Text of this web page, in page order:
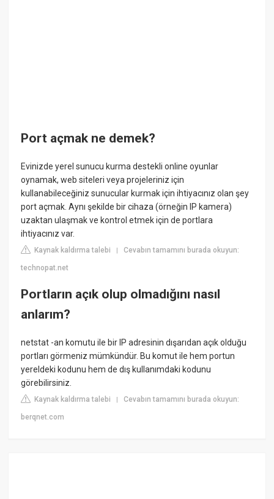
Port açmak ne demek?
Evinizde yerel sunucu kurma destekli online oyunlar
oynamak, web siteleri veya projeleriniz için
kullanabileceğiniz sunucular kurmak için ihtiyacınız olan şey
port açmak. Aynı şekilde bir cihaza (örneğin IP kamera)
uzaktan ulaşmak ve kontrol etmek için de portlara
ihtiyacınız var.
Kaynak kaldırma talebi |Cevabın tamamını burada okuyun:
technopat.net
Portların açık olup olmadığını nasıl
anlarım?
netstat -an komutu ile bir IP adresinin dışarıdan açık olduğu
portları görmeniz mümkündür. Bu komut ile hem portun
yereldeki kodunu hem de dış kullanımdaki kodunu
görebilirsiniz.
Kaynak kaldırma talebi |Cevabın tamamını burada okuyun:
berqnet.com